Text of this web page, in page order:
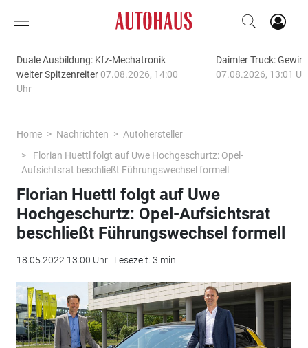
Duale Ausbildung: Kfz-Mechatronik
weiter Spitzenreiter 07.08.2026, 14:00
Uhr
Daimler Truck:
07.08.2026, 13:01
Home Nachrichten
Autohersteller
Florian Huettl folgt auf Uwe Hochgeschurtz: Opel-
Aufsichtsrat beschließt Führungswechsel formell
Florian Huettl folgt auf Uwe
Hochgeschurtz: Opel-Aufsichtsrat
beschließt Führungswechsel formell
18.05.2022 13:00 Uhr | Lesezeit: 3 min